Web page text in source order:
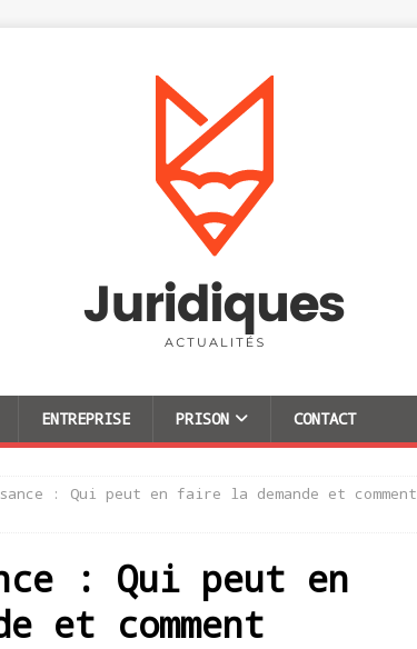
ENTREPRISE PRISON CONTACT
: Qui peut en faire la demande et comment
: Qui peut en
et comment